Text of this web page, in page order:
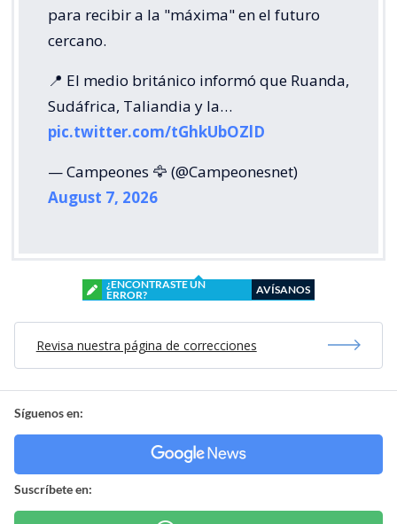
para recibir a la "máxima" en el futuro
cercano.
📍 El medio británico informó que Ruanda,
Sudáfrica, Taliandia y la…
pic.twitter.com/tGhkUbOZlD
— Campeones 🦅 (@Campeonesnet)
August 7, 2026
¿ENCONTRASTE UN
ERROR?
AVÍSANOS
Revisa nuestra página de correcciones
Síguenos en:
Suscríbete en: